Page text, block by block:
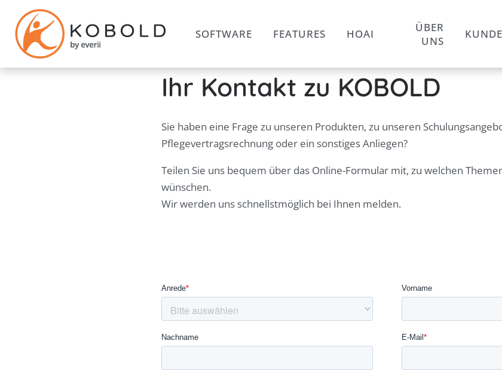
SOFTWARE FEATURES HOAI
ÜBER
UNS
Ihr Kontakt zu KOBOLD
Sie haben eine Frage zu unseren Produkten, zu unseren
Pflegevertragsrechnung oder ein sonstiges Anliegen?
Teilen Sie uns bequem über das Online-Formular mit, zu welchen
wünschen.
Wir werden uns schnellstmöglich bei Ihnen melden.